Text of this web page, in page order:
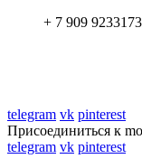
+ 7 909
telegram vk pinterest
Присоединиться к
telegram vk pinterest